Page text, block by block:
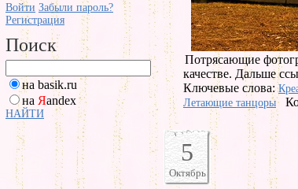
Войти Забыли пароль?
Регистрация
Поиск
на basik.ru
на Яandex
НАЙТИ
Потрясающие
качестве. Дальше
Ключевые слова:
Летающие танцоры
5
Октябрь